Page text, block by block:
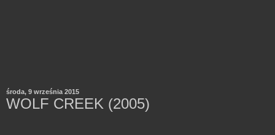
środa, 9 września 2015
WOLF CREEK (2005)